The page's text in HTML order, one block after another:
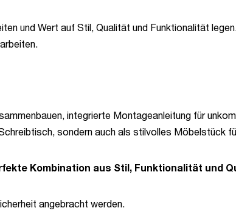
und Wert auf Stil, Qualität und Funktionalität
integrierte Montageanleitung für
sondern auch als stilvolles Möbelstück
Kombination aus Stil, Funktionalität und
angebracht werden.